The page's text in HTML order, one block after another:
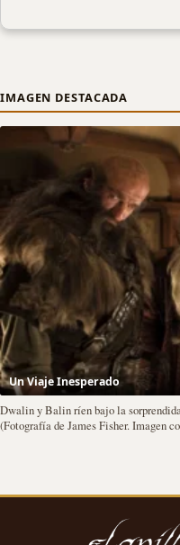
IMAGEN DESTACADA
Un Viaje Inesperado
Dwalin y Balin ríen bajo la
(Fotografía de James Fisher. Imagen